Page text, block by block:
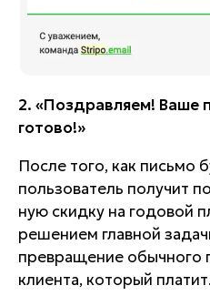
2. «Поздравляем! Ваше
готово!»
После того, как письмо
пользователь получит
ную скидку на годовой
решением главной
превращение обычного
клиента, который платит.